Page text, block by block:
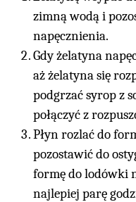
zimną wodą i
napęcznienia.
Gdy żelatyna
aż żelatyna się
podgrzać syrop z
połączyć z
Płyn rozlać do
pozostawić do
formę do lodówki
najlepiej parę